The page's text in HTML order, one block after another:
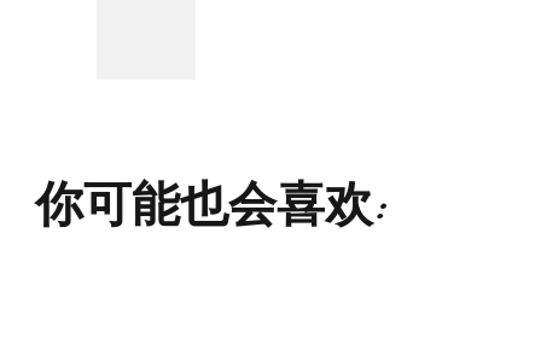
你可能也会喜欢: